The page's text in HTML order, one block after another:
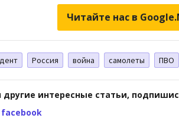
Читайте нас в
Россия война самолеты ПВО
другие интересные статьи,